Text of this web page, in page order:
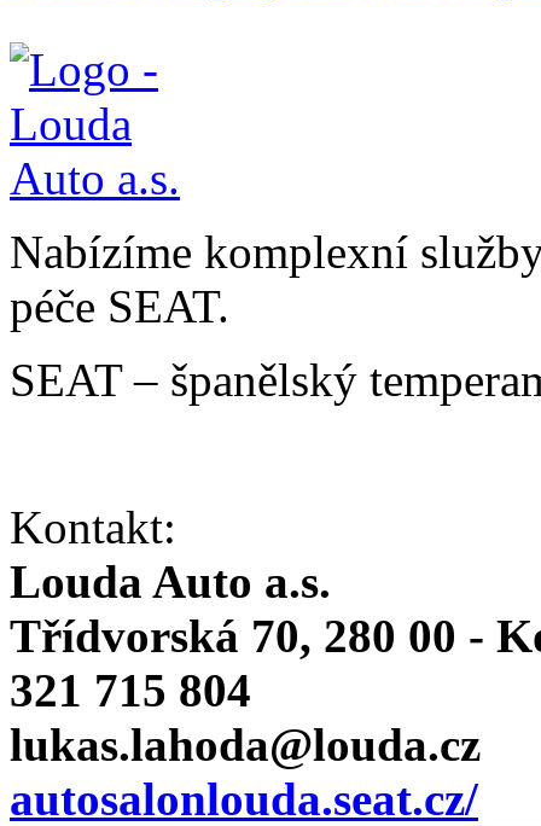
Nabízíme komplexní
péče SEAT.
SEAT – španělský
Kontakt:
Louda Auto a.s.
Třídvorská 70, 280 00 -
321 715 804
lukas.lahoda@louda.cz
autosalonlouda.seat.cz/